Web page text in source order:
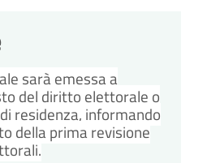
sarà emessa a
del diritto elettorale o
residenza, informando
della prima revisione